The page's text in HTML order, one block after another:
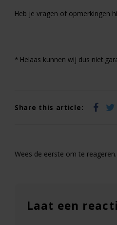
Heb je vragen of opmerkingen
* Helaas kunnen wij dus niet
Share this article:
Wees de eerste om te
Laat een